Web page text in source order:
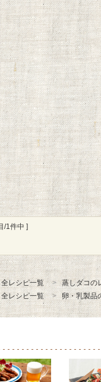
/1件中 ]
全レシピ一覧
蒸しダコの
全レシピ一覧 卵・乳製品